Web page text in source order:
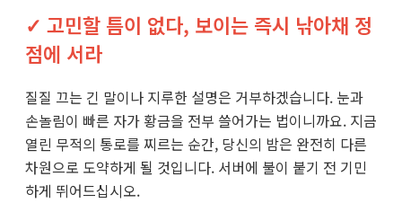
✓ 고민할 틈이 없다, 보이는 즉시 낚아채 정
점에 서라
질질 끄는 긴 말이나 지루한 설명은 거부하겠습니다. 눈과
손놀림이 빠른 자가 황금을 전부 쓸어가는 법이니까요. 지금
열린 무적의 통로를 찌르는 순간, 당신의 밤은 완전히 다른
차원으로 도약하게 될 것입니다. 서버에 불이 붙기 전 기민
하게 뛰어드십시오.